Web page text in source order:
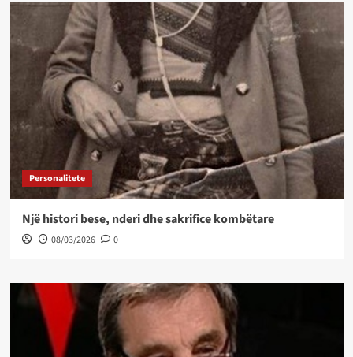
Personalitete
Një histori bese, nderi dhe sakrifice kombëtare
08/03/2026 0